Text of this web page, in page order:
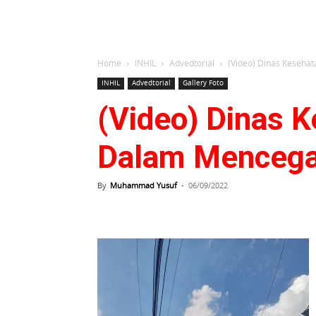
Home INHIL Advedtorial (Video) Dinas
INHIL Advedtorial Gallery Foto
(Video) Dinas
Dalam
By Muhammad Yusuf - 06/09/2022